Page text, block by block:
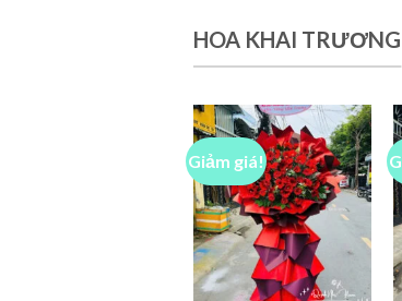
HOA KHAI TRƯƠNG
Giảm giá!